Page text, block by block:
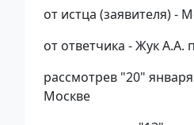
от истца (заявителя) -
от ответчика - Жук А.А.
рассмотрев "20"
Москве